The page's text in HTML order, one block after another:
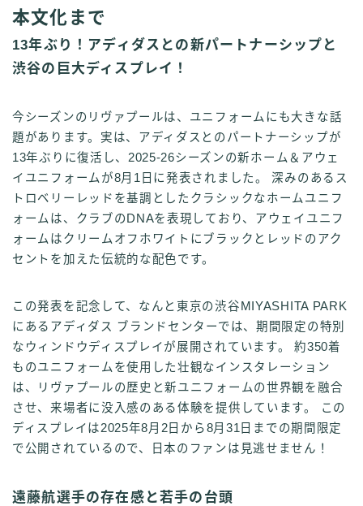
本文化まで
13年ぶり！アディダスとの新パートナーシップと
渋谷の巨大ディスプレイ！
今シーズンのリヴァプールは、ユニフォームにも大きな話
題があります。実は、アディダスとのパートナーシップが
13年ぶりに復活し、2025-26シーズンの新ホーム＆アウェ
イユニフォームが8月1日に発表されました。 深みのあるス
トロベリーレッドを基調としたクラシックなホームユニフ
ォームは、クラブのDNAを表現しており、アウェイユニフ
ォームはクリームオフホワイトにブラックとレッドのアク
セントを加えた伝統的な配色です。
この発表を記念して、なんと東京の渋谷MIYASHITA PARK
にあるアディダス ブランドセンターでは、期間限定の特別
なウィンドウディスプレイが展開されています。 約350着
ものユニフォームを使用した壮観なインスタレーション
は、リヴァプールの歴史と新ユニフォームの世界観を融合
させ、来場者に没入感のある体験を提供しています。 この
ディスプレイは2025年8月2日から8月31日までの期間限定
で公開されているので、日本のファンは見逃せません！
遠藤航選手の存在感と若手の台頭